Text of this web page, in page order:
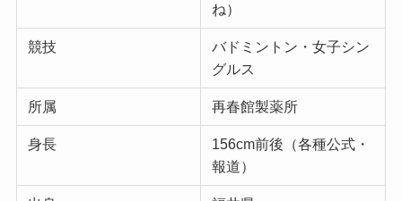
ね）
競技
バドミントン・女子シン
グルス
所属 再春館製薬所
身長
156cm前後（各種公式・
報道）